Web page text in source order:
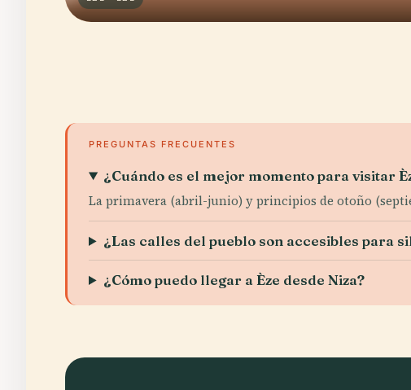
PREGUNTAS FRECUENTES
¿Cuándo es el mejor momento para visitar
La primavera (abril-junio) y principios de otoño
¿Las calles del pueblo son accesibles para
¿Cómo puedo llegar a Èze desde Niza?